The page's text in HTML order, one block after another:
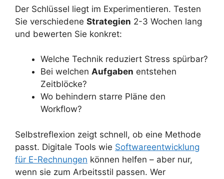
Der Schlüssel liegt im Experimentieren. Testen
Sie verschiedene Strategien 2-3 Wochen lang
und bewerten Sie konkret:
Welche Technik reduziert Stress spürbar?
Bei welchen Aufgaben entstehen
Zeitblöcke?
Wo behindern starre Pläne den
Workflow?
Selbstreflexion zeigt schnell, ob eine Methode
passt. Digitale Tools wie Softwareentwicklung
für E-Rechnungen können helfen – aber nur,
wenn sie zum Arbeitsstil passen. Wer